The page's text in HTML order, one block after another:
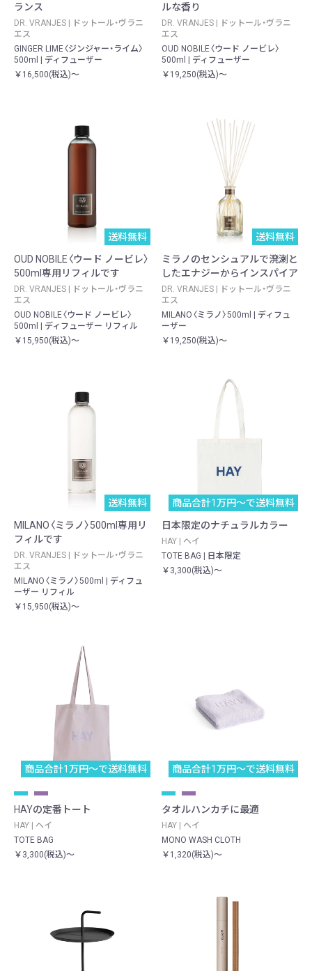
ランス
DR. VRANJES | ドットール・ヴラニ
エス
GINGER LIME〈ジンジャー・ライム〉
500ml | ディフューザー
￥16,500(税込)～
ルな香り
DR. VRANJES | ドットール・ヴラニ
エス
OUD NOBILE〈ウード ノービレ〉
500ml | ディフューザー
￥19,250(税込)～
送料無料
OUD NOBILE〈ウード ノービレ〉
500ml専用リフィルです
DR. VRANJES | ドットール・ヴラニ
エス
OUD NOBILE〈ウード ノービレ〉
500ml | ディフューザー リフィル
￥15,950(税込)～
送料無料
ミラノのセンシュアルで溌溂と
したエナジーからインスパイア
DR. VRANJES | ドットール・ヴラニ
エス
MILANO〈ミラノ〉500ml | ディフュ
ーザー
￥19,250(税込)～
送料無料
MILANO〈ミラノ〉500ml専用リ
フィルです
DR. VRANJES | ドットール・ヴラニ
エス
MILANO〈ミラノ〉500ml | ディフュ
ーザー リフィル
￥15,950(税込)～
商品合計1万円〜で送料無料
日本限定のナチュラルカラー
HAY | ヘイ
TOTE BAG | 日本限定
￥3,300(税込)～
商品合計1万円〜で送料無料
HAYの定番トート
HAY | ヘイ
TOTE BAG
￥3,300(税込)～
商品合計1万円〜で送料無料
タオルハンカチに最適
HAY | ヘイ
MONO WASH CLOTH
￥1,320(税込)～